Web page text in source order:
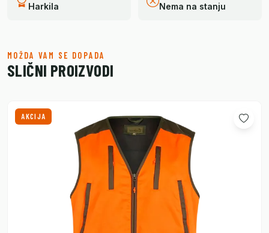
Harkila Nema na stanju
MOŽDA VAM SE DOPADA
SLIČNI PROIZVODI
AKCIJA